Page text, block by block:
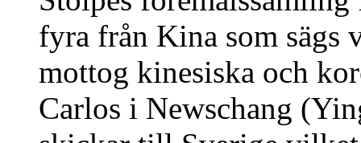
fyra från Kina som sägs
mottog kinesiska och
Carlos i Newschang